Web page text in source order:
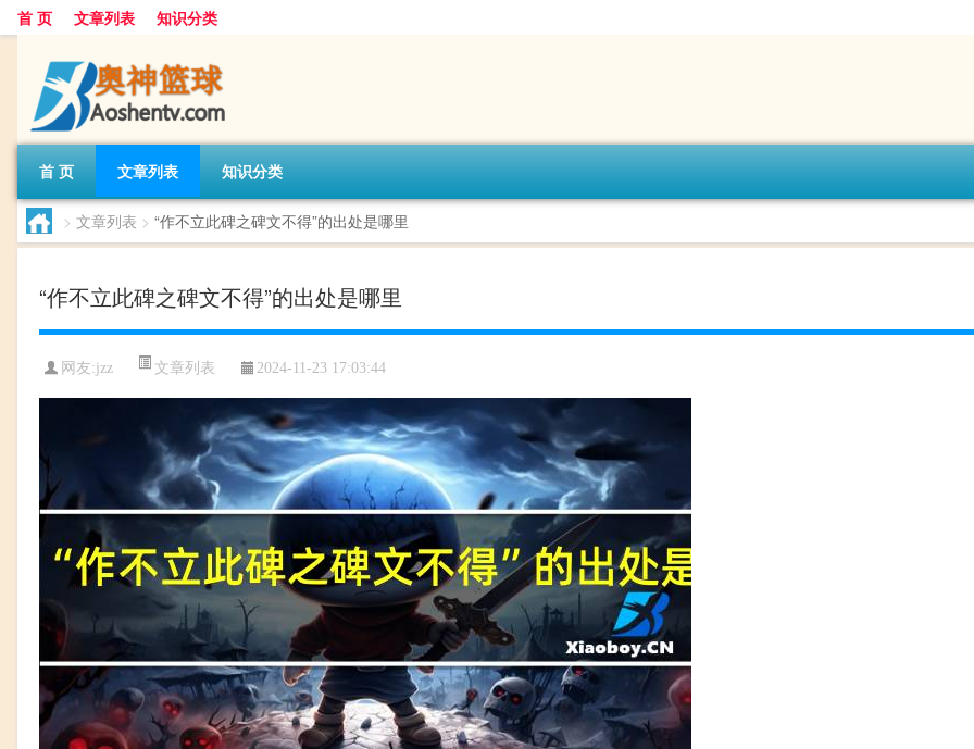
首 页 文章列表 知识分类
首 页 文章列表 知识分类
> 文章列表 > “作不立此碑之碑文不得”的出处是哪里
“作不立此碑之碑文不得”的出处是哪里
网友:jzz 文章列表 2024-11-23 17:03:44